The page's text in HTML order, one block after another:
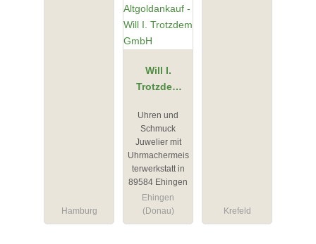
Hamburg
Will I.
Trotzdem
Uhren und
Schmuck
Juwelier mit
Uhrmachermeis
terwerkstatt in
89584 Ehingen
Ehingen
(Donau)
Krefeld